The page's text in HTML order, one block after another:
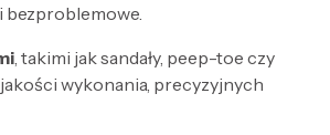
bezproblemowe.
, takimi jak sandały, peep-toe czy
wykonania, precyzyjnych